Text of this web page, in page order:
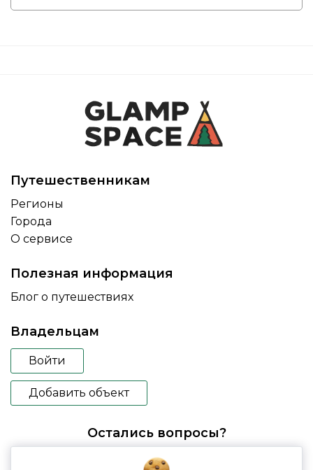
Путешественникам
Регионы
Города
О сервисе
Полезная информация
Блог о путешествиях
Владельцам
Войти
Добавить объект
Остались вопросы?